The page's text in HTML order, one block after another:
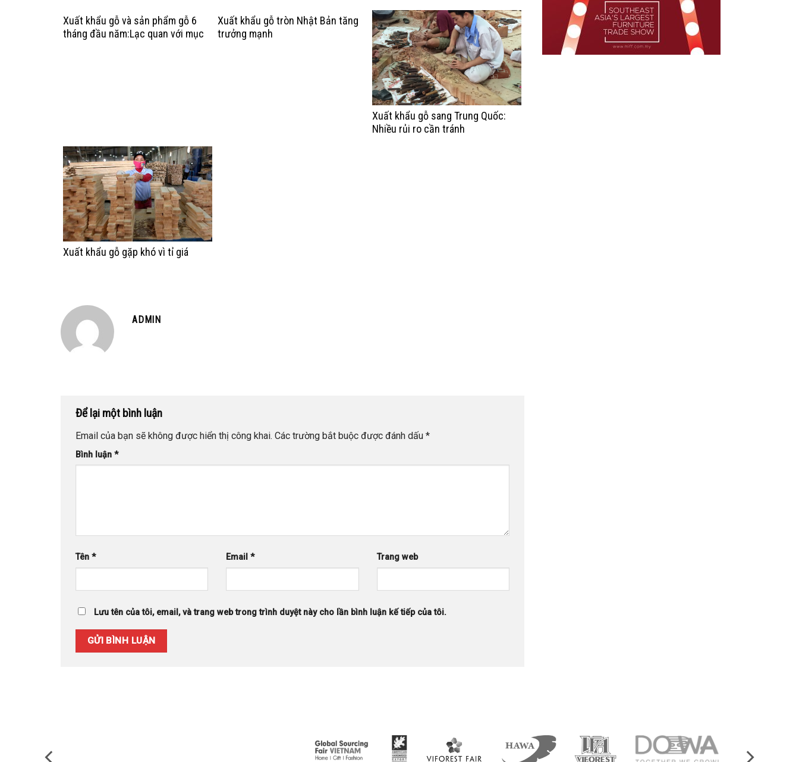
Xuất khẩu gỗ và sản phẩm gỗ 6
tháng đầu năm:Lạc quan với mục
Xuất khẩu gỗ tròn Nhật Bản tăng
trưởng mạnh
Xuất khẩu gỗ sang Trung Quốc:
Nhiều rủi ro cần tránh
Xuất khẩu gỗ gặp khó vì tỉ giá
ADMIN
Để lại một bình luận
Email của bạn sẽ không được hiển thị công khai. Các trường bắt buộc được đánh dấu *
Bình luận *
Tên * Email* Trang web
Lưu tên của tôi, email, và trang web trong trình duyệt này cho lần bình luận kế tiếp của tôi.